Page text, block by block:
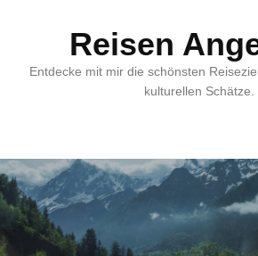
Reisen
Entdecke mit mir die schönsten
kulturellen Schätze.